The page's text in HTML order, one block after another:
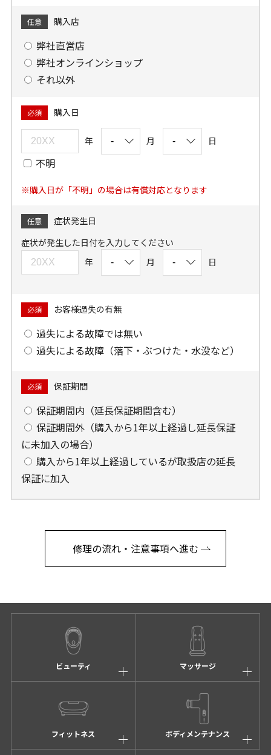
任意 購入店
弊社直営店
弊社オンラインショップ
それ以外
必須 購入日
年 月 日
不明
※購入日が「不明」の場合は有償対応となります
任意
症状発生日
症状が発生した日付を入力してください
年
月 日
必須 お客様過失の有無
過失による故障では無い
過失による故障（落下・ぶつけた・水没など）
必須 保証期間
保証期間内（延長保証期間含む）
保証期間外（購入から1年以上経過し延長保証
に未加入の場合）
購入から1年以上経過しているが取扱店の延長
保証に加入
修理の流れ・注意事項へ進む
ビューティ マッサージ
フィットネス ボディメンテナンス